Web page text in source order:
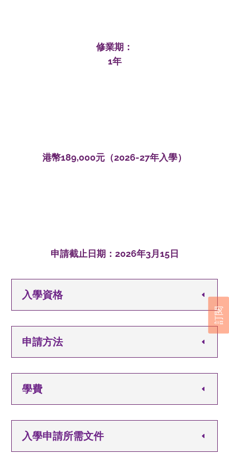
修業期：
1年
港幣189,000元（2026-27年入學）
申請截止日期：2026年3月15日
入學資格
申請方法
學費
入學申請所需文件
訂閱